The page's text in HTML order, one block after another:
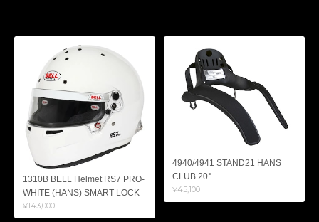
1310B BELL Helmet RS7 PRO-
WHITE (HANS) SMART LOCK
¥143,000
4940/4941 STAND21 HANS
CLUB 20°
¥45,100